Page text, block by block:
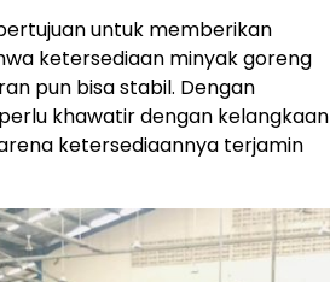
untuk memberikan
ketersediaan minyak goreng
pun bisa stabil. Dengan
khawatir dengan kelangkaan
ketersediaannya terjamin